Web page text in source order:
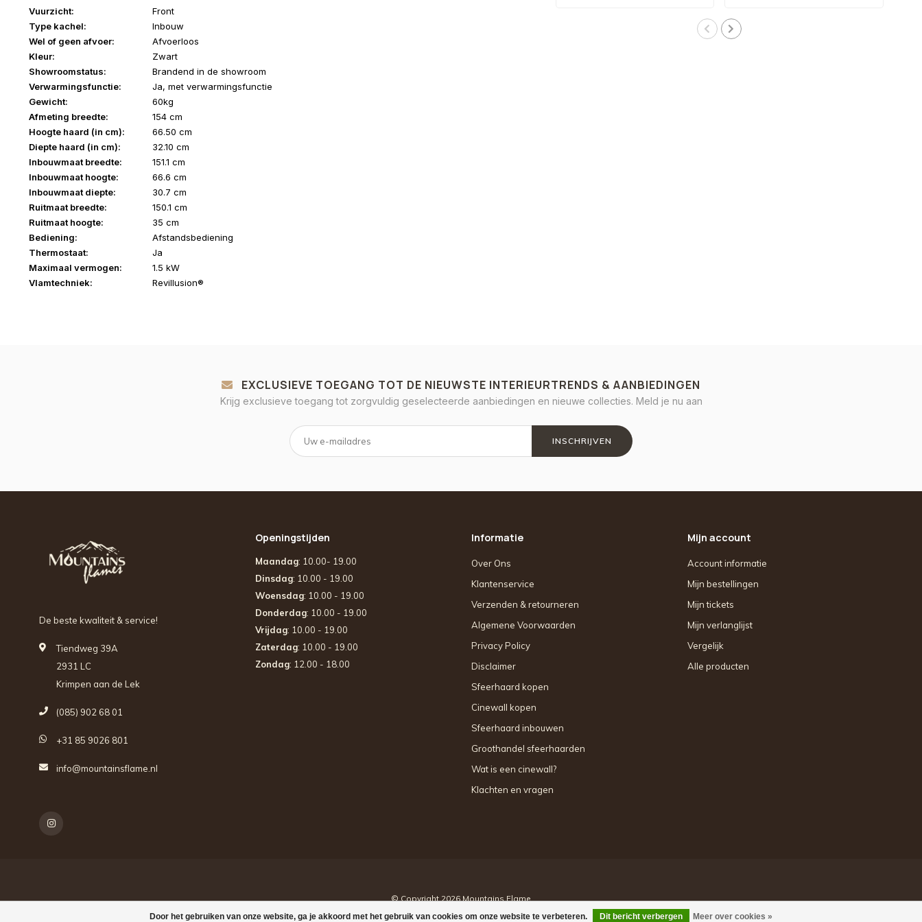
Vuurzicht:
Front
Type kachel:
Inbouw
Wel of geen afvoer:
Afvoerloos
Kleur:
Zwart
Showroomstatus:
Brandend in de showroom
Verwarmingsfunctie:
Ja, met verwarmingsfunctie
Gewicht:
60kg
Afmeting breedte:
154 cm
Hoogte haard (in cm):
66.50 cm
Diepte haard (in cm):
32.10 cm
Inbouwmaat breedte:
151.1 cm
Inbouwmaat hoogte:
66.6 cm
Inbouwmaat diepte:
30.7 cm
Ruitmaat breedte:
150.1 cm
Ruitmaat hoogte:
35 cm
Bediening:
Afstandsbediening
Thermostaat:
Ja
Maximaal vermogen:
1.5 kW
Vlamtechniek:
Revillusion®
Door het gebruiken van onze website, ga je akkoord met het gebruik van cookies om onze website te verbeteren. Dit bericht verbergen Meer over cookies »
EXCLUSIEVE TOEGANG TOT DE NIEUWSTE INTERIEURTRENDS & AANBIEDINGEN
Krijg exclusieve toegang tot zorgvuldig geselecteerde aanbiedingen en nieuwe collecties. Meld je nu aan
INSCHRIJVEN
De beste kwaliteit & service!
Tiendweg 39A
2931 LC
Krimpen aan de Lek
(085) 902 68 01
+31 85 9026 801
info@mountainsflame.nl
Openingstijden
Maandag: 10.00- 19.00
Dinsdag: 10.00 - 19.00
Woensdag: 10.00 - 19.00
Donderdag: 10.00 - 19.00
Vrijdag: 10.00 - 19.00
Zaterdag: 10.00 - 19.00
Zondag: 12.00 - 18.00
Informatie
Over Ons
Klantenservice
Verzenden & retourneren
Algemene Voorwaarden
Privacy Policy
Disclaimer
Sfeerhaard kopen
Cinewall kopen
Sfeerhaard inbouwen
Groothandel sfeerhaarden
Wat is een cinewall?
Klachten en vragen
Mijn account
Account informatie
Mijn bestellingen
Mijn tickets
Mijn verlanglijst
Vergelijk
Alle producten
© Copyright 2026 Mountains Flame